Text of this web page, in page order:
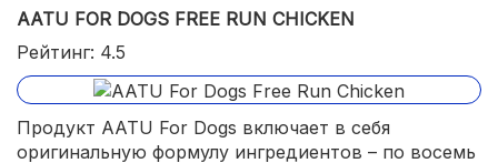
AATU FOR DOGS FREE RUN CHICKEN
Рейтинг: 4.5
Продукт AATU For Dogs включает в себя
оригинальную формулу ингредиентов – по восемь